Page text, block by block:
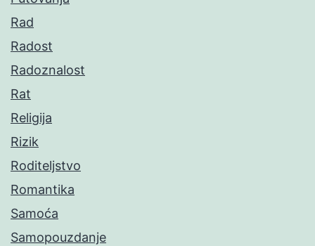
Rad
Radost
Radoznalost
Rat
Religija
Rizik
Roditeljstvo
Romantika
Samoća
Samopouzdanje